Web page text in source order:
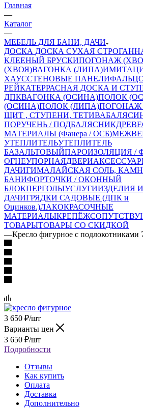
Главная
—
Каталог
—
МЕБЕЛЬ ДЛЯ БАНИ, ДАЧИ
ДОСКА ДОСКА СУХАЯ
КЛЕЕНЫЙ БРУСКИПОГОНАЖ
(ХВОЯ)ВАГОНКА (ЛИПА)
ХАУССТЕНОВЫЕ ПАНЕЛИ
РЕЙКАТЕРРАСНАЯ ДОСКА И
ДПКВАГОНКА (ОСИНА)ПОЛОК
(ОСИНА)ПОЛОК (ЛИПА)ПОГОНАЖ
ЩИТ , СТУПЕНИ, ТЕТИВА
ПОРУЧЕНЬ / ПОДБАЛЯСНИК
МАТЕРИАЛЫ (Фанера / ОСБ)
УТЕПЛИТЕЛЬУТЕПЛИТЕЛЬ
БАЗАЛЬТОВЫЙПАРОИЗОЛЯЦИЯ /
ОГНЕУПОРНАЯДВЕРИ
ДАЧИГИМАЛАЙСКАЯ СОЛЬ,
БАНИФОРТОЧКИ / ОКОННЫЙ
БЛОКПЕРГОЛЫУСЛУГИИЗДЕЛИЯ
ДАЧИГРЯДКИ САДОВЫЕ (ДПК и
Оцинков.)ЛАКОКРАСОЧНЫЕ
МАТЕРИАЛЫКРЕПЁЖ
ТОВАРЫТОВАРЫ СО СКИДКОЙ
—Кресло фигурное с подлокотниками
3 650 ₽/шт
Варианты цен
3 650 ₽/шт
Подробности
Отзывы
Как купить
Оплата
Доставка
Дополнительно